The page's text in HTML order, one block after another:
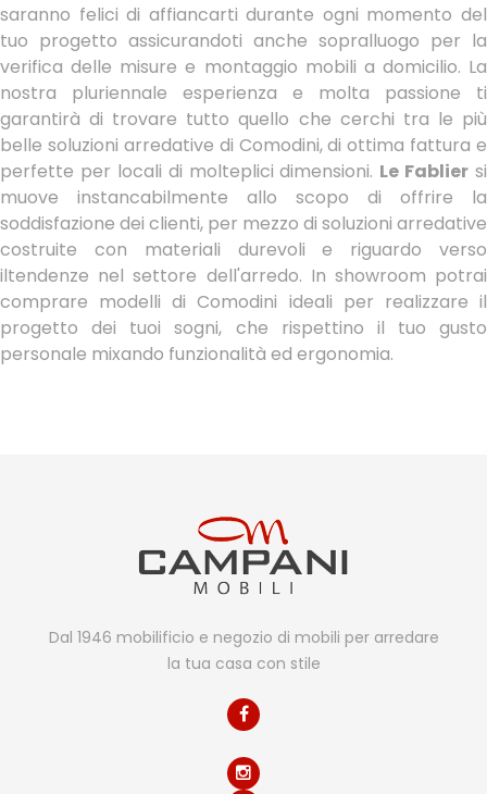
saranno felici di affiancarti durante ogni momento del
tuo progetto assicurandoti anche sopralluogo per la
verifica delle misure e montaggio mobili a domicilio. La
nostra pluriennale esperienza e molta passione ti
garantirà di trovare tutto quello che cerchi tra le più
belle soluzioni arredative di Comodini, di ottima fattura e
perfette per locali di molteplici dimensioni. Le Fablier si
muove instancabilmente allo scopo di offrire la
soddisfazione dei clienti, per mezzo di soluzioni arredative
costruite con materiali durevoli e riguardo verso
iltendenze nel settore dell'arredo. In showroom potrai
comprare modelli di Comodini ideali per realizzare il
progetto dei tuoi sogni, che rispettino il tuo gusto
personale mixando funzionalità ed ergonomia.
Dal 1946 mobilificio e negozio di mobili per arredare
la tua casa con stile